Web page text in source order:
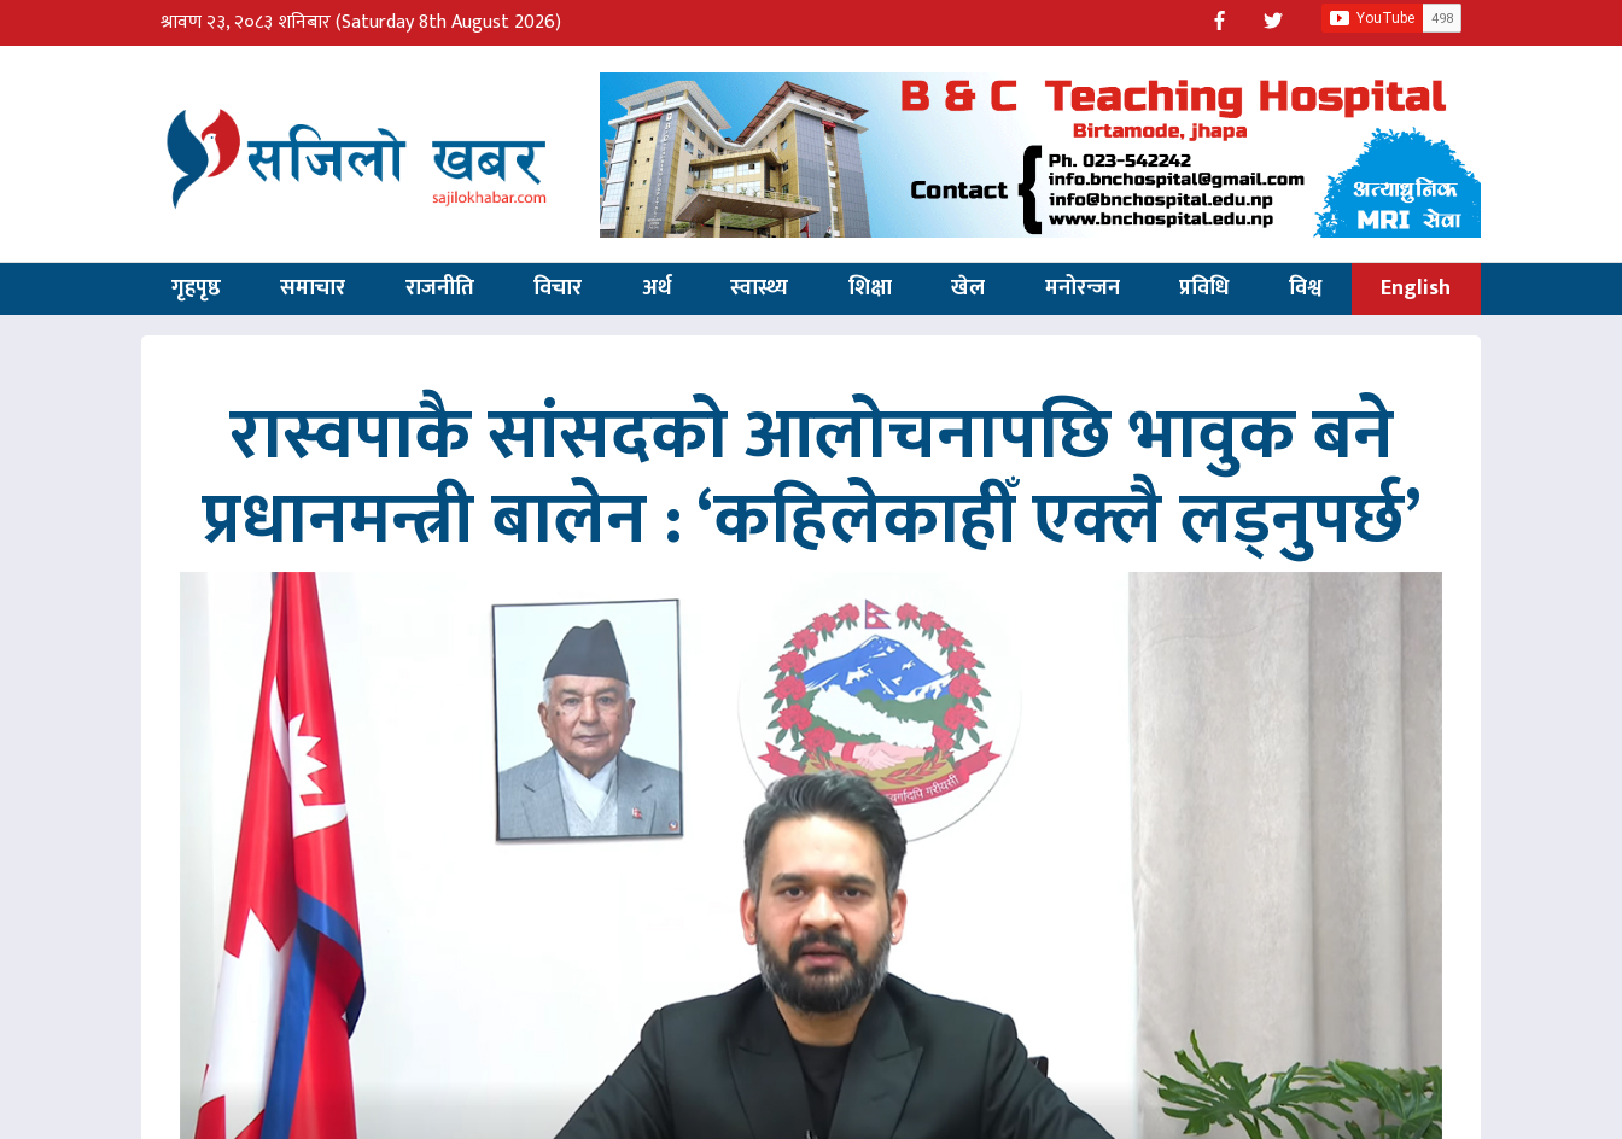
श्रावण २३, २०८३ शनिबार(Saturday 8th August 2026)
गृहपृष्ठ समाचार राजनीति विचार अर्थ स्वास्थ्य शिक्षा खेल मनोरन्जन प्रविधि विश्व English
रास्वपाकै सांसदको आलोचनापछि भावुक बने
प्रधानमन्त्री बालेन : ‘कहिलेकाहीँ एक्लै लड्नुपर्छ’